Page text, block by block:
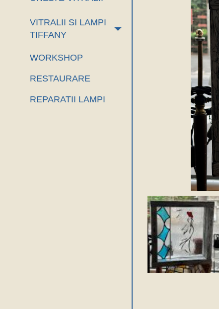
+
VITRALII SI LAMPI
TIFFANY
WORKSHOP
RESTAURARE
REPARATII LAMPI